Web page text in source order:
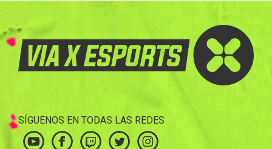
SÍGUENOS EN TODAS LAS REDES